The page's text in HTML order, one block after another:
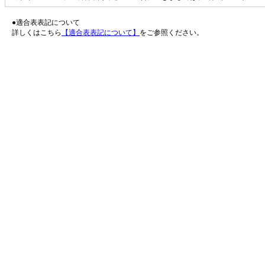
●適合表表記について
詳しくはこちら
【適合表表記について】 をご参照ください。